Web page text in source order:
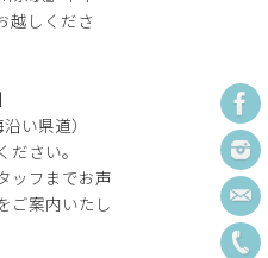
越しくださ
い県道）
さい。
ッフまでお声
ご案内いたし